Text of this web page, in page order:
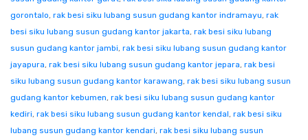
gorontalo, rak besi siku lubang susun gudang kantor indramayu, rak
besi siku lubang susun gudang kantor jakarta, rak besi siku lubang
susun gudang kantor jambi, rak besi siku lubang susun gudang kantor
jayapura, rak besi siku lubang susun gudang kantor jepara, rak besi
siku lubang susun gudang kantor karawang, rak besi siku lubang susun
gudang kantor kebumen, rak besi siku lubang susun gudang kantor
kediri, rak besi siku lubang susun gudang kantor kendal, rak besi siku
lubang susun gudang kantor kendari, rak besi siku lubang susun